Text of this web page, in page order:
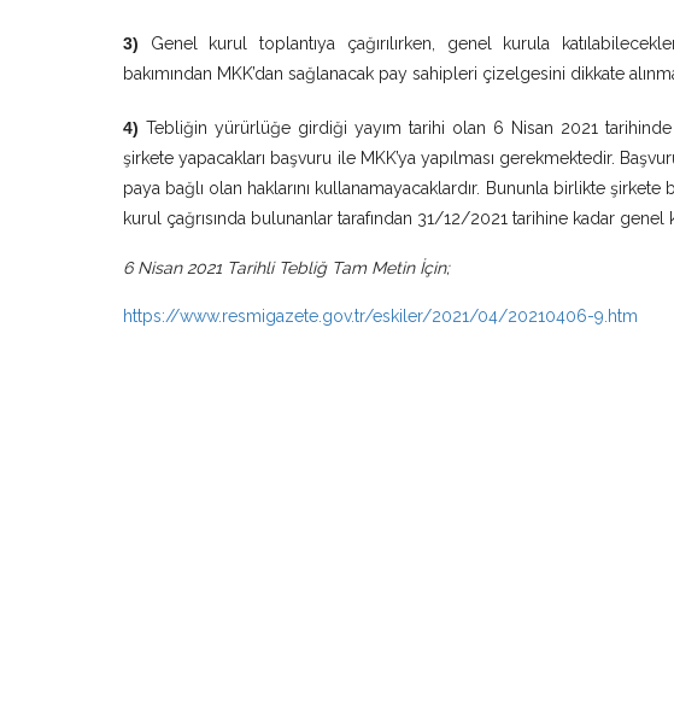
3) Genel kurul toplantıya çağırılırken, genel kurula
bakımından MKK’dan sağlanacak pay sahipleri çizelgesini dikkate
4)Tebliğin yürürlüğe girdiği yayım tarihi olan 6 Nisan 2021
şirkete yapacakları başvuru ile MKK’ya yapılması gerekmektedir.
paya bağlı olan haklarını kullanamayacaklardır. Bununla birlikte
kurul çağrısında bulunanlar tarafından 31/12/2021 tarihine kadar genel
6 Nisan 2021 Tarihli Tebliğ Tam Metin İçin;
https://www.resmigazete.gov.tr/eskiler/2021/04/20210406-9.htm